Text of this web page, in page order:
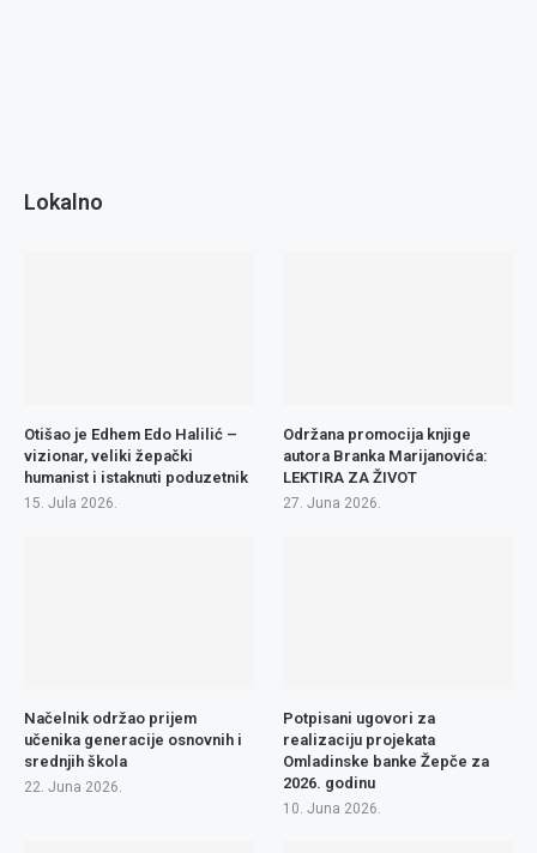
Lokalno
Otišao je Edhem Edo Halilić –
vizionar, veliki žepački
humanist i istaknuti poduzetnik
15. Jula 2026.
Održana promocija knjige
autora Branka Marijanovića:
LEKTIRA ZA ŽIVOT
27. Juna 2026.
Načelnik održao prijem
učenika generacije osnovnih i
srednjih škola
22. Juna 2026.
Potpisani ugovori za
realizaciju projekata
Omladinske banke Žepče za
2026. godinu
10. Juna 2026.